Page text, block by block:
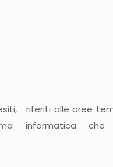
riferiti alle aree
informatica che